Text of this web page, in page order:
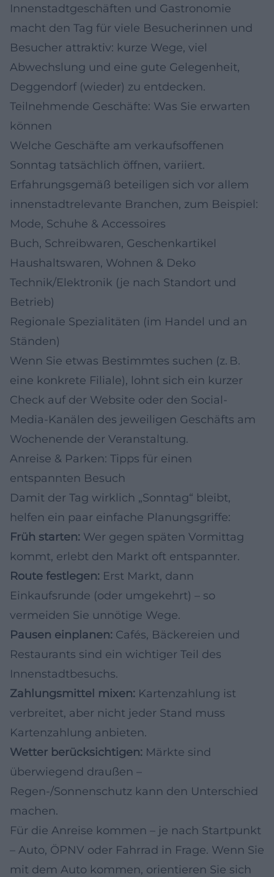
Innenstadtgeschäften und Gastronomie
macht den Tag für viele Besucherinnen und
Besucher attraktiv: kurze Wege, viel
Abwechslung und eine gute Gelegenheit,
Deggendorf (wieder) zu entdecken.
Teilnehmende Geschäfte: Was Sie erwarten
können
Welche Geschäfte am verkaufsoffenen
Sonntag tatsächlich öffnen, variiert.
Erfahrungsgemäß beteiligen sich vor allem
innenstadtrelevante Branchen, zum Beispiel:
Mode, Schuhe & Accessoires
Buch, Schreibwaren, Geschenkartikel
Haushaltswaren, Wohnen & Deko
Technik/Elektronik (je nach Standort und
Betrieb)
Regionale Spezialitäten (im Handel und an
Ständen)
Wenn Sie etwas Bestimmtes suchen (z. B.
eine konkrete Filiale), lohnt sich ein kurzer
Check auf der Website oder den Social-
Media-Kanälen des jeweiligen Geschäfts am
Wochenende der Veranstaltung.
Anreise & Parken: Tipps für einen
entspannten Besuch
Damit der Tag wirklich „Sonntag“ bleibt,
helfen ein paar einfache Planungsgriffe:
Früh starten: Wer gegen späten Vormittag
kommt, erlebt den Markt oft entspannter.
Route festlegen: Erst Markt, dann
Einkaufsrunde (oder umgekehrt) – so
vermeiden Sie unnötige Wege.
Pausen einplanen: Cafés, Bäckereien und
Restaurants sind ein wichtiger Teil des
Innenstadtbesuchs.
Zahlungsmittel mixen: Kartenzahlung ist
verbreitet, aber nicht jeder Stand muss
Kartenzahlung anbieten.
Wetter berücksichtigen: Märkte sind
überwiegend draußen –
Regen-/Sonnenschutz kann den Unterschied
machen.
Für die Anreise kommen – je nach Startpunkt
– Auto, ÖPNV oder Fahrrad in Frage. Wenn Sie
mit dem Auto kommen, orientieren Sie sich